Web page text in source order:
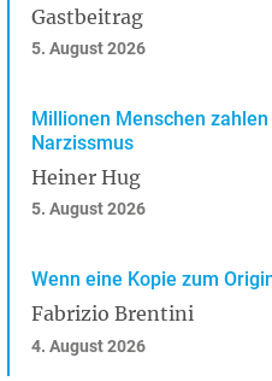
Gastbeitrag
5. August 2026
Millionen Menschen
Narzissmus
Heiner Hug
5. August 2026
Wenn eine Kopie zum
Fabrizio Brentini
4. August 2026